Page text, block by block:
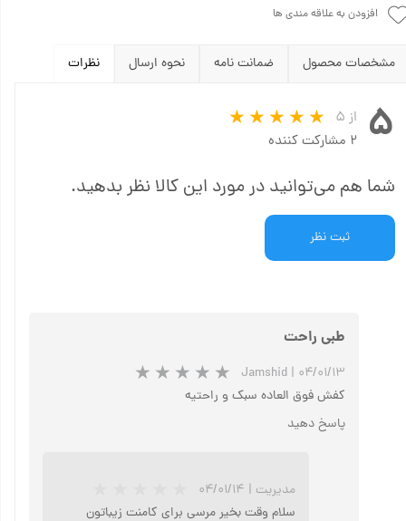
افزودن به علاقه مندی ها
مشخصات محصول ضمانت نامه نحوه ارسال نظرات
۵
از ۵
۲ مشارکت کننده
شما هم می‌توانید در مورد این کالا نظر بدهید.
ثبت نظر
طبی راحت
Jamshid | ۰۴/۰۱/۱۳
کفش فوق العاده سبک و راحتیه
پاسخ دهید
مدیریت | ۰۴/۰۱/۱۴
سلام وقت بخیر مرسی برای کامنت زیباتون